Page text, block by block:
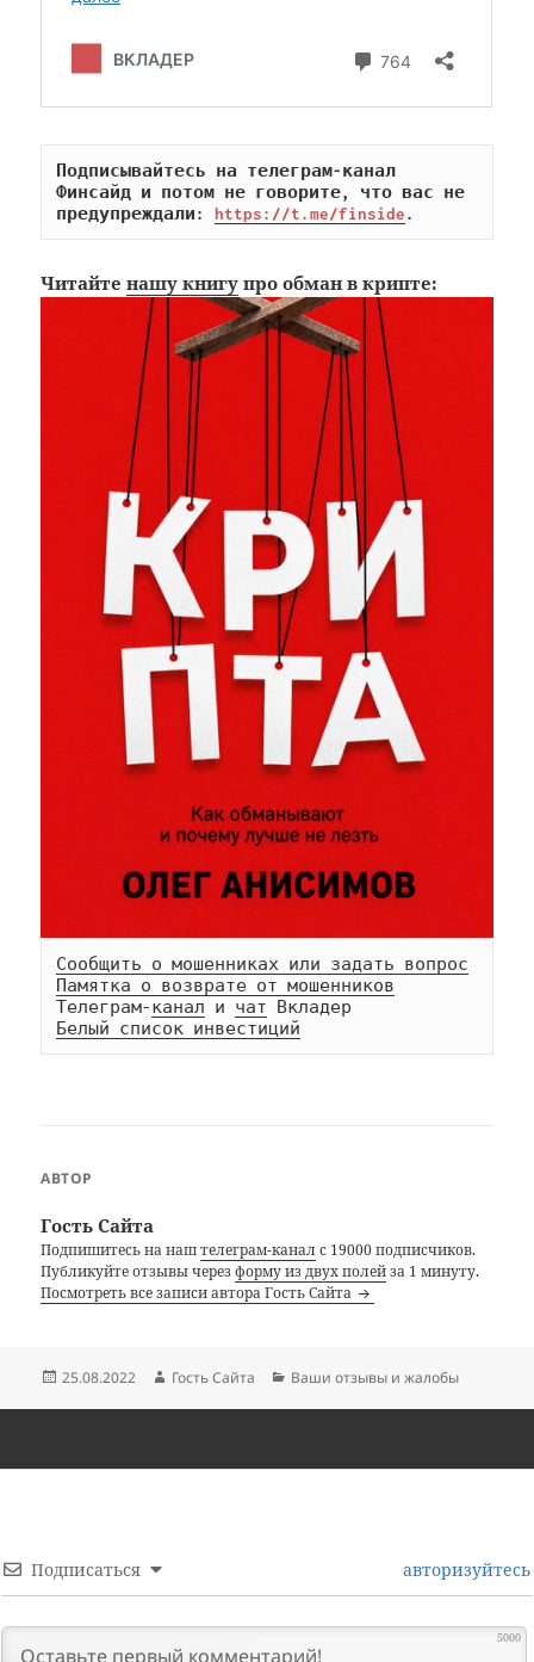
Подписывайтесь на телеграм-канал
Финсайд и потом не говорите, что вас не
предупреждали: https://t.me/finside.
Читайтенашу книгу про обман в крипте:
Сообщить о мошенниках или задать вопрос
Памятка о возврате от мошенников
Телеграм-канал и чат
Белый список инвестиций
АВТОР
Гость Сайта
Подпишитесь на наштелеграм-каналс 19000 подписчиков.
Публикуйте отзывы черезформу из двух полейза 1 минуту.
Посмотреть все записи автора Гость Сайта
Опубликовано
25.08.2022 Автор
Гость Сайта Рубрики
Ваши отзывы и жалобы
Подписаться авторизуйтесь
5000